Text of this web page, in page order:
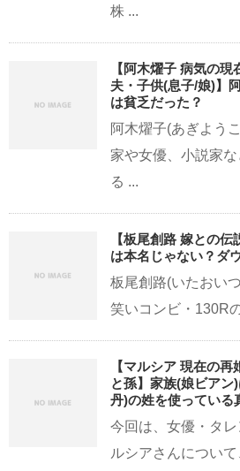
株 ...
【阿木燿子 病気の
夫・子供(息子/娘)】
は貧乏だった？
阿木燿子(あぎよう
家や女優、小説家
る ...
【板尾創路 嫁との
は本名じゃない？ダ
板尾創路(いたおい
笑いコンビ・130R
【マルシア 現在の
と孫】家族(娘ビアン
丹)の姓を使っている
今回は、女優・タ
ルシアさんについ